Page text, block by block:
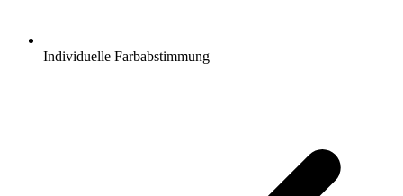
Individuelle Farbabstimmung